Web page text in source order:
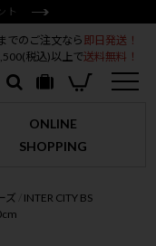
ト
でのご注文なら 即日発送！
税込)以上で送料無料！
ONLINE
SHOPPING
ズ
INTER CITY BS